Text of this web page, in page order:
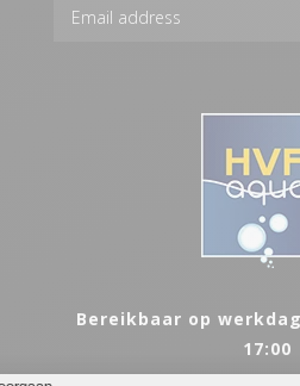
Bereikbaar op
17:00